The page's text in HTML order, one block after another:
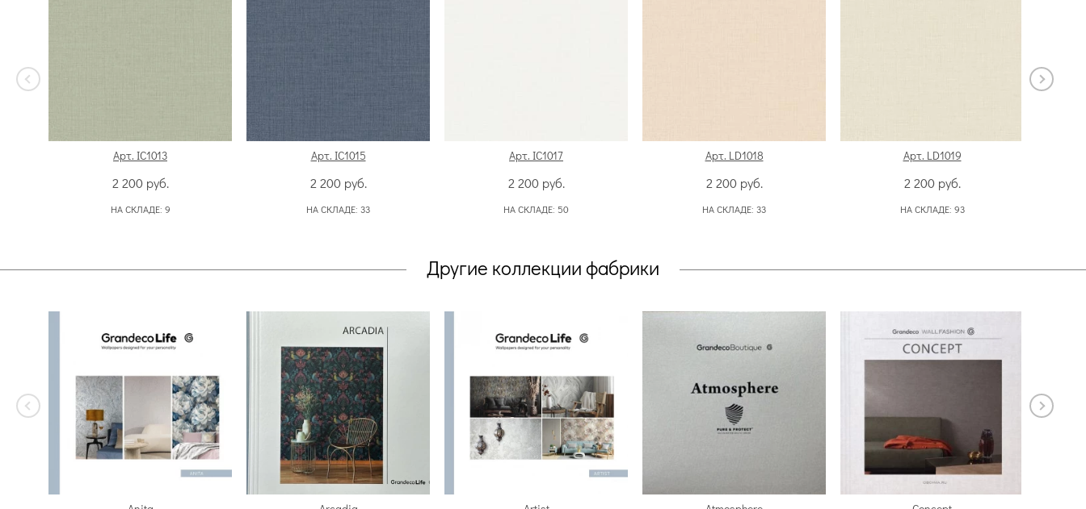
Арт. IC1013
2 200 руб.
НА СКЛАДЕ: 9
Арт. IC1015
2 200 руб.
НА СКЛАДЕ: 33
Арт. IC1017
2 200 руб.
НА СКЛАДЕ: 50
Арт. LD1018
2 200 руб.
НА СКЛАДЕ: 33
Арт. LD1019
2 200 руб.
НА СКЛАДЕ: 93
Другие коллекции фабрики